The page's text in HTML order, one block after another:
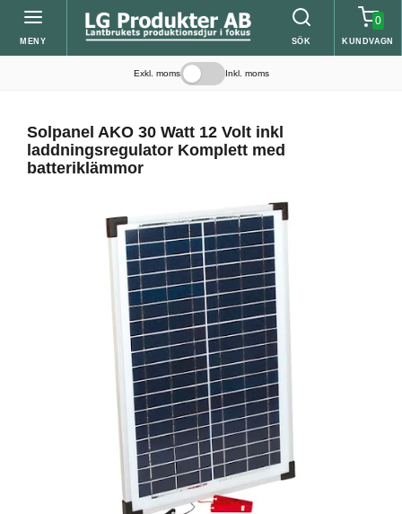
MENY SÖK
0
KUNDVAGN
Exkl. moms Inkl. moms
Solpanel AKO 30 Watt 12 Volt inkl
laddningsregulator Komplett med
batteriklämmor